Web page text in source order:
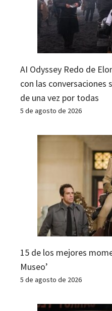
AI Odyssey Redo de
con las conversaciones
de una vez por todas
5 de agosto de 2026
15 de los mejores
Museo’
5 de agosto de 2026